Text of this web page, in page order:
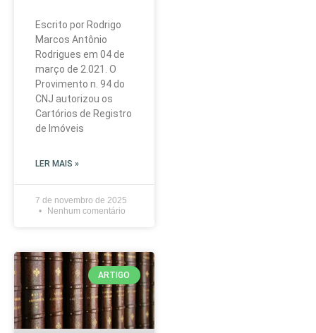
Escrito por Rodrigo
Marcos Antônio
Rodrigues em 04 de
março de 2.021. O
Provimento n. 94 do
CNJ autorizou os
Cartórios de Registro
de Imóveis
LER MAIS »
7 de novembro de 2025
Nenhum comentário
ARTIGO